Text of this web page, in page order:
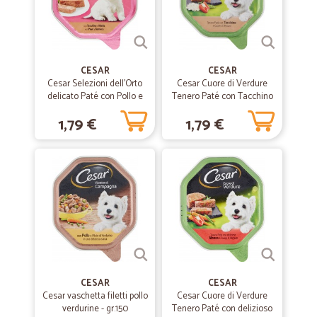
Velocissimi bravi
—Mircea S.
Affidabili e veloci.
—Gabriella A.
Prodotti abbastanza freschi
Prodotti abbastanza freschi. Puntuale nella spedizione. Soddisfatta
01/07/2019
—Barbieri R.
CORRETTI, PRECISI AFFIDABILI
CESAR
Cesar Selezioni dell'Orto
delicato Paté con Pollo e
Carotine 150 gr.
1,79 €
CESAR
Cesar Cuore di Verdure
Tenero Paté con Tacchino
e Cuore di Verdure 150 gr.
1,79 €
CESAR
Cesar vaschetta filetti pollo
verdurine - gr.150
CESAR
Cesar Cuore di Verdure
Tenero Paté con delizioso